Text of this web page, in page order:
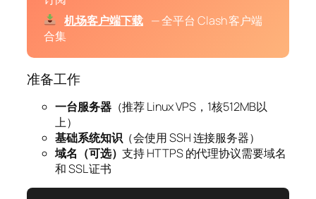
机场客户端下载 — 全平台 Clash 客户端
合集
准备工作
一台服务器（推荐 Linux VPS，1核512MB以
上）
基础系统知识（会使用 SSH 连接服务器）
域名（可选）支持 HTTPS 的代理协议需要域名
和 SSL 证书